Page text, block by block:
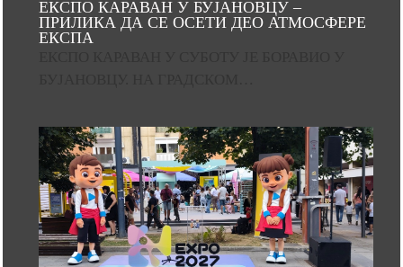
ЕКСПО КАРАВАН У БУЈАНОВЦУ –
ПРИЛИКА ДА СЕ ОСЕТИ ДЕО АТМОСФЕРЕ
ЕКСПА